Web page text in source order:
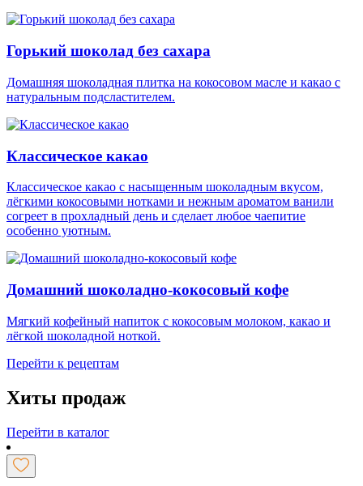
Горький шоколад без сахара
Домашняя шоколадная плитка на кокосовом масле и какао с
натуральным подсластителем.
Классическое какао
Классическое какао с насыщенным шоколадным вкусом,
лёгкими кокосовыми нотками и нежным ароматом ванили
согреет в прохладный день и сделает любое чаепитие
особенно уютным.
Домашний шоколадно-кокосовый кофе
Мягкий кофейный напиток с кокосовым молоком, какао и
лёгкой шоколадной ноткой.
Перейти к рецептам
Хиты продаж
Перейти в каталог